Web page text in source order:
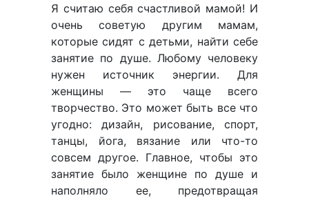
Я считаю себя счастливой мамой! И
очень советую другим мамам,
которые сидят с детьми, найти себе
занятие по душе. Любому человеку
нужен источник энергии. Для
женщины — это чаще всего
творчество. Это может быть все что
угодно: дизайн, рисование, спорт,
танцы, йога, вязание или что-то
совсем другое. Главное, чтобы это
занятие было женщине по душе и
наполняло ее, предотвращая